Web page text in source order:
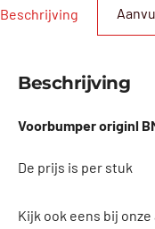
Beschrijving
Beschrijving
Voorbumper originl
De prijs is per stuk
Kijk ook eens bij